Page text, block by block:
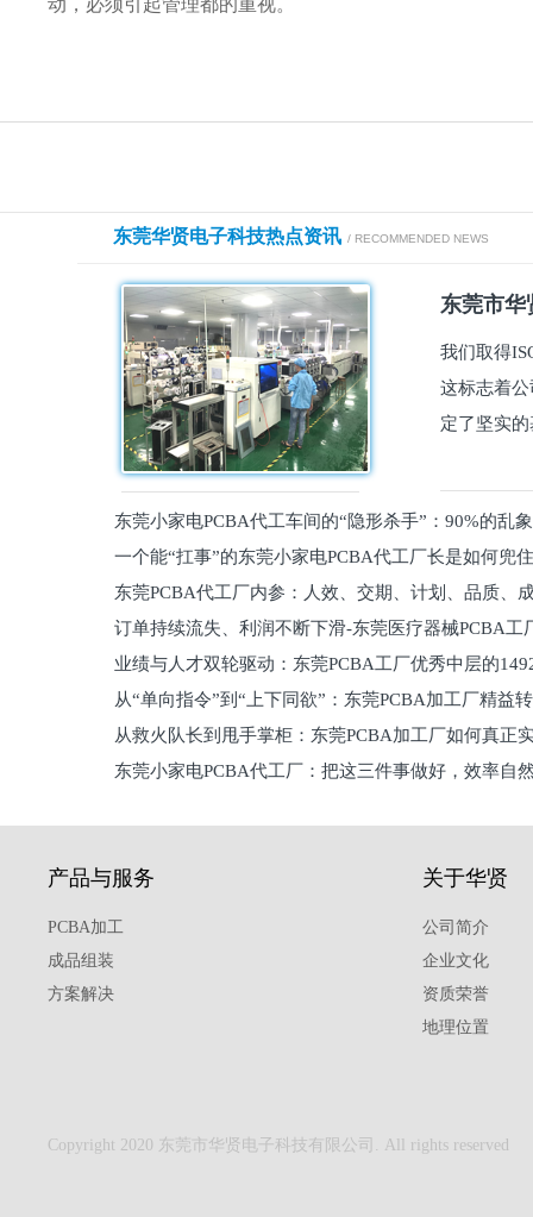
动，必须引起管理都的重视。
东莞华贤电子科技热点资讯 / RECOMMENDED NEWS
东莞市华
我们取得
这标志着
定了坚实
东莞小家电PCBA代工车间的“隐形杀手”：90%的乱
员工一个能“扛事”的东莞小家电PCBA代工厂长是如何兜
东莞PCBA代工厂内参：人效、交期、计划、品质
维锁客法则
订单持续流失、利润不断下滑-东莞医疗器械PCBA工
理死穴必须堵住
业绩与人才双轮驱动：东莞PCBA工厂优秀中层的
从“单向指令”到“上下同欲”：东莞PCBA加工厂精益
关键从救火队长到甩手掌柜：东莞PCBA加工厂如何真正
东莞小家电PCBA代工厂：把这三件事做好，效率自
产品与服务
PCBA加工
成品组装
方案解决
关于华贤
公司简介
企业文化
资质荣誉
地理位置
Copyright 2020 东莞市华贤电子科技有限公司. All rights reserved